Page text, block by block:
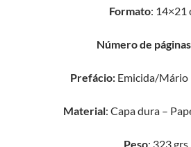
Formato: 14×21
Número de páginas
Prefácio: Emicida/
Material: Capa dura –
Peso: 323 grs